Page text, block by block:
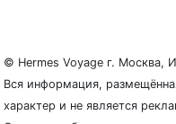
© Hermes Voyage г. Москва,
Вся информация,
характер и не является